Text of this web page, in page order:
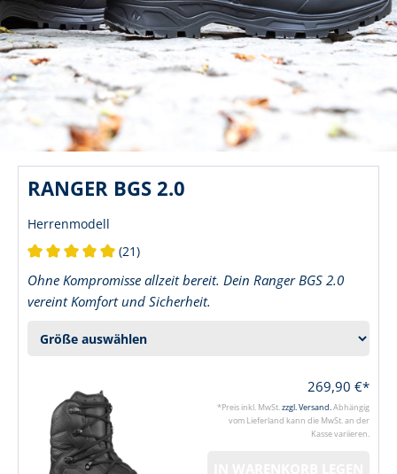
RANGER BGS 2.0
Herrenmodell
(21)
Ohne Kompromisse allzeit bereit. Dein Ranger BGS 2.0
vereint Komfort und Sicherheit.
269,90 €*
*Preis inkl. MwSt.zzgl. Versand.Abhängig
vom Lieferland kann die MwSt. an der
Kasse variieren.